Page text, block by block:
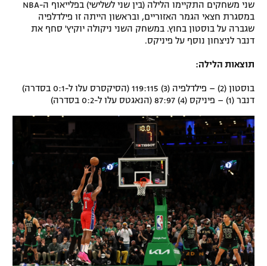
תקנון עבור פעילות אלקטרה
תקנון עבור פעילות ספורט 1 – "מרלן"
גיימינג E-Sports
מדיניות פרטיות
תקנון פעילות ספורט 1
רשיון להקרנה פומבית לבית עסק
הצטרפות לחבילת הערוצים
לוח דרושים – ג'ובנט
פוטבול אמריקאי NFL
בייסבול MLB
ספורט אתגרי ואקסטרים
אומנויות לחימה
גיימינג E-Sports
שני משחקים התקיימו הלילה (בין שני לשלישי) בפלייאוף ה-NBA
במסגרת חצאי הגמר האזוריים, ובראשון הייתה זו פילדלפיה
שגברה על בוסטון בחוץ. במשחק השני ניקולה יוקיץ' סחף את
דנבר לניצחון נוסף על פיניקס.
תוצאות הלילה:
בוסטון (2) – פילדלפיה (3) 119:115 (הסיקסרס עלו ל-0:1 בסדרה)
דנבר (1) – פיניקס (4) 87:97 (הנאגטס עלו ל-0:2 בסדרה)